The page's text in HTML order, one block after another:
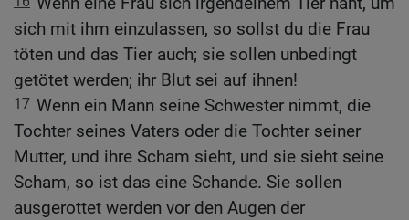
sich mit ihm einzulassen, so sollst du die Frau
töten und das Tier auch; sie sollen unbedingt
getötet werden; ihr Blut sei auf ihnen!
17 Wenn ein Mann seine Schwester nimmt, die
Tochter seines Vaters oder die Tochter seiner
Mutter, und ihre Scham sieht, und sie sieht seine
Scham, so ist das eine Schande. Sie sollen
ausgerottet werden vor den Augen der